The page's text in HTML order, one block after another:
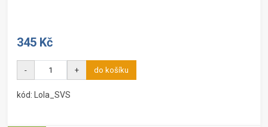
345 Kč
- + do košíku
kód: Lola_SVS